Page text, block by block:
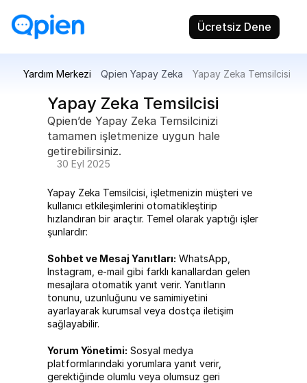
Ücretsiz Dene
Yardım Merkezi Qpien Yapay Zeka Yapay Zeka Temsilcisi
Yapay Zeka Temsilcisi
Qpien’de Yapay Zeka Temsilcinizi
tamamen işletmenize uygun hale
getirebilirsiniz.
30 Eyl 2025
Yapay Zeka Temsilcisi, işletmenizin müşteri ve
kullanıcı etkileşimlerini otomatikleştirip
hızlandıran bir araçtır. Temel olarak yaptığı işler
şunlardır:
Sohbet ve Mesaj Yanıtları: WhatsApp,
Instagram, e-mail gibi farklı kanallardan gelen
mesajlara otomatik yanıt verir. Yanıtların
tonunu, uzunluğunu ve samimiyetini
ayarlayarak kurumsal veya dostça iletişim
sağlayabilir.
Yorum Yönetimi: Sosyal medya
platformlarındaki yorumlara yanıt verir,
gerektiğinde olumlu veya olumsuz geri